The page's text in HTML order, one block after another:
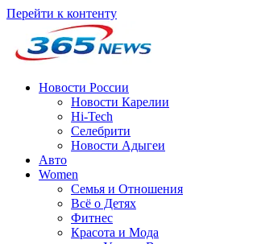
Перейти к контенту
Новости России
Новости Карелии
Hi-Tech
Селебрити
Новости Адыгеи
Авто
Women
Семья и Отношения
Всё о Детях
Фитнес
Красота и Мода